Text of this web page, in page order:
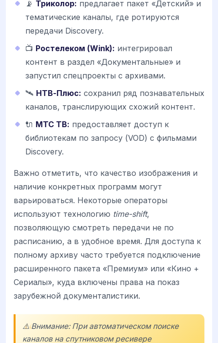
📡 Триколор: предлагает пакет «Детский» и
тематические каналы, где ротируются
передачи Discovery.
📺 Ростелеком (Wink): интегрировал
контент в раздел «Документальные» и
запустил спецпроекты с архивами.
🛰️ НТВ-Плюс: сохранил ряд познавательных
каналов, транслирующих схожий контент.
🔌 МТС ТВ: предоставляет доступ к
библиотекам по запросу (VOD) с фильмами
Discovery.
Важно отметить, что качество изображения и
наличие конкретных программ могут
варьироваться. Некоторые операторы
используют технологию time-shift,
позволяющую смотреть передачи не по
расписанию, а в удобное время. Для доступа к
полному архиву часто требуется подключение
расширенного пакета «Премиум» или «Кино +
Сериалы», куда включены права на показ
зарубежной документалистики.
⚠️ Внимание: При автоматическом поиске
каналов на спутниковом ресивере